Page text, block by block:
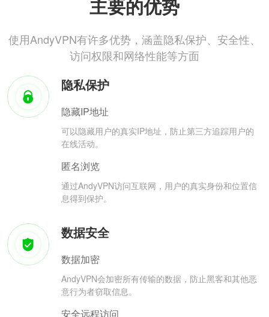
主要的优势
使用AndyVPN有许多优势，涵盖隐私保护、安全性、
访问权限和网络性能等方面
隐私保护
隐藏IP地址
可以隐藏用户的真实IP地址，防止第三方追踪用户的
在线活动。
匿名浏览
通过AndyVPN访问互联网，用户的真实身份和位置信
息得到保护。
数据安全
数据加密
AndyVPN会加密所有传输的数据，防止黑客和其他恶
意行为者窃取信息。
安全远程访问